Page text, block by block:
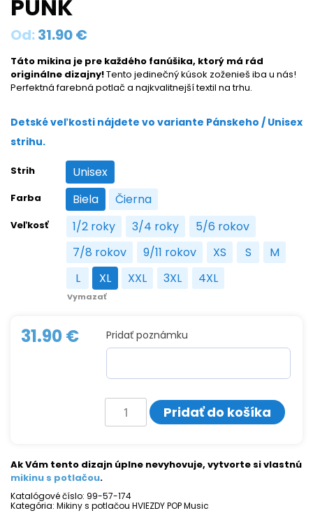
PUNK
Od:31.90€
Táto mikina je pre každého fanúšika, ktorý má rád
originálne dizajny!Tento jedinečný kúsok zoženieš iba u nás!
Perfektná farebná potlač a najkvalitnejší textil na trhu.
Detské veľkosti nájdete vo variante Pánskeho / Unisex
strihu.
Strih Unisex
Unisex
Farba Biela
Biela Čierna
Čierna
Veľkosť 1/2 roky
1/2 roky 3/4 roky
3/4 roky 5/6 rokov
5/6 rokov
7/8 rokov
7/8 rokov9/11 rokov
9/11 rokovXS
XS S
S M
M
LL XL
XL XXL
XXL 3XL
3XL 4XL
4XL
Vymazať
31.90€ Pridať poznámku
množstvo
Mikina
s
PUNK
Pridať do košíka
Ak Vám tento dizajn úplne nevyhovuje, vytvorte si vlastnú
mikinu s potlačou.
Katalógové číslo: 99-57-174
Kategória: Mikiny s potlačou HVIEZDY POP Music